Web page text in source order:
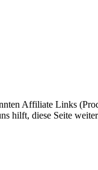
Affiliate Links
hilft, diese Seite